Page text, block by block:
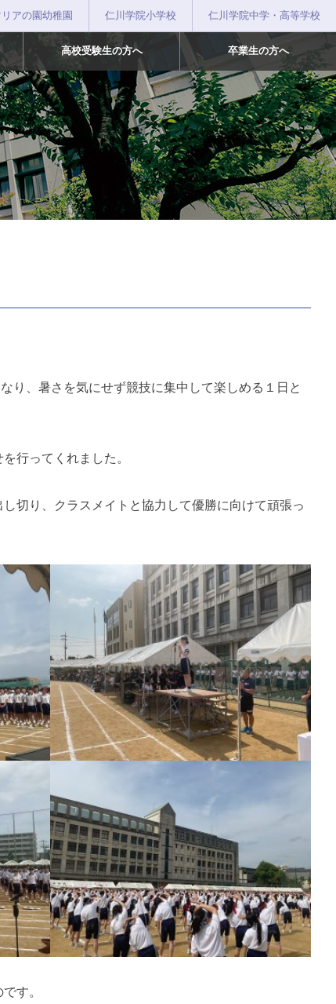
アの園幼稚園 仁川学院小学校 仁川学院中学・高等学校
高校受験生の方へ 卒業生の方へ
り、暑さを気にせず競技に集中して楽しめる１日と
行ってくれました。
切り、クラスメイトと協力して優勝に向けて頑張っ
す。